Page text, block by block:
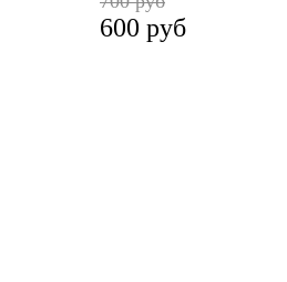
600 руб